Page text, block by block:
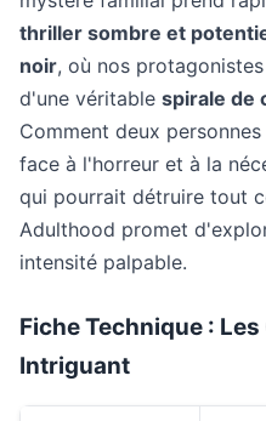
thriller sombre et
noir, où nos
d'une véritable spirale de
Comment deux
face à l'horreur et à la
qui pourrait détruire tout
Adulthood promet
intensité palpable.
Fiche Technique :
Intriguant